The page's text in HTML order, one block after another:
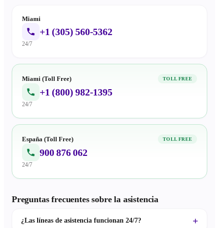
Miami
+1 (305) 560-5362
24/7
Miami (Toll Free) TOLL FREE
+1 (800) 982-1395
24/7
España (Toll Free) TOLL FREE
900 876 062
24/7
Preguntas frecuentes sobre la asistencia
¿Las líneas de asistencia funcionan 24/7?